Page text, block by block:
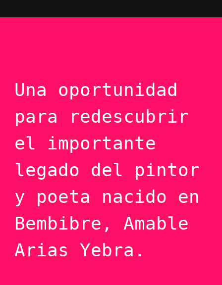
Una oportunidad
para redescubrir
el importante
legado del pintor
y poeta nacido en
Bembibre, Amable
Arias Yebra.